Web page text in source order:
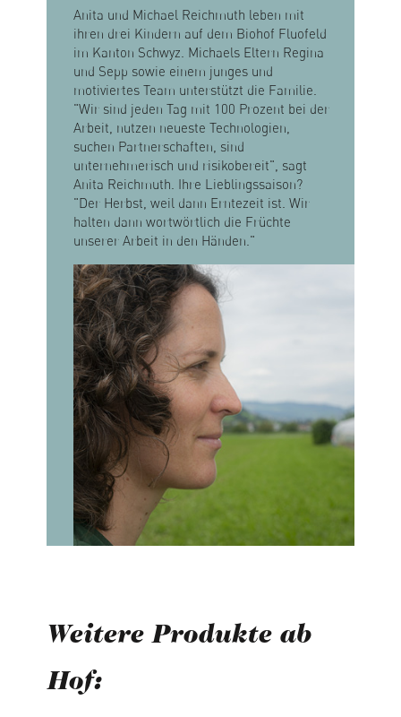
Anita und Michael Reichmuth leben mit
ihren drei Kindern auf dem Biohof Fluofeld
im Kanton Schwyz. Michaels Eltern Regina
und Sepp sowie einem junges und
motiviertes Team unterstützt die Familie.
"Wir sind jeden Tag mit 100 Prozent bei der
Arbeit, nutzen neueste Technologien,
suchen Partnerschaften, sind
unternehmerisch und risikobereit", sagt
Anita Reichmuth. Ihre Lieblingssaison?
"Der Herbst, weil dann Erntezeit ist. Wir
halten dann wortwörtlich die Früchte
unserer Arbeit in den Händen."
Weitere Produkte ab
Hof: